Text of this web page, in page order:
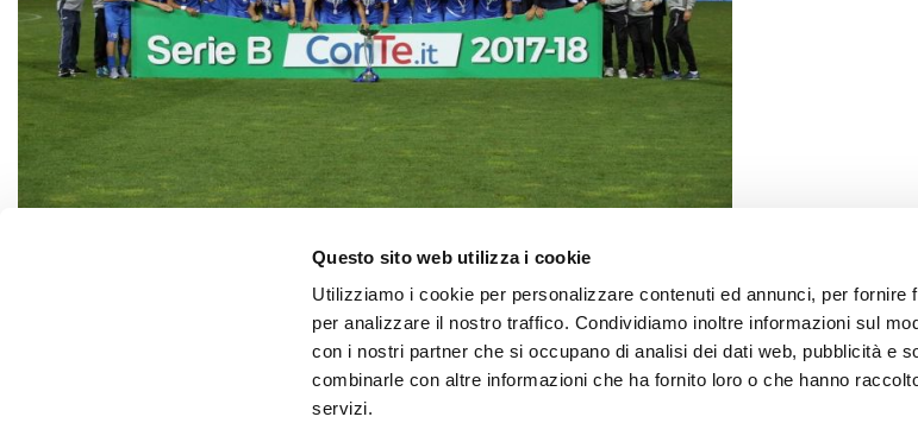
Questo sito web utilizza i cookie
Utilizziamo i cookie per personalizzare contenuti ed annunci, per fornire
per analizzare il nostro traffico. Condividiamo inoltre informazioni sul
con i nostri partner che si occupano di analisi dei dati web, pubblicità e
combinarle con altre informazioni che ha fornito loro o che hanno
servizi.
Master Group Sport S.r.l. P.I. 12785760153